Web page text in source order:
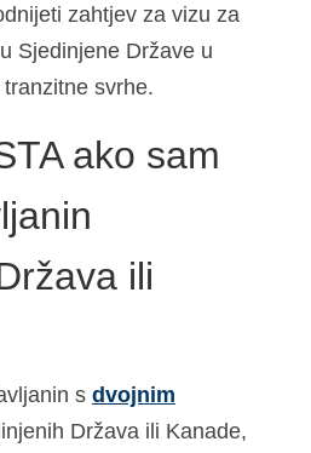
zahtjev za vizu za
Sjedinjene Države u
svrhe.
ako sam
ili
s dvojnim
Država ili Kanade,